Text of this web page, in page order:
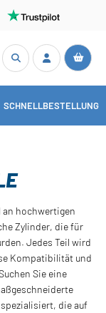
SCHNELLBESTELLUNG
an hochwertigen
Zylinder, die für
Jedes Teil wird
Kompatibilität und
Sie eine
die auf